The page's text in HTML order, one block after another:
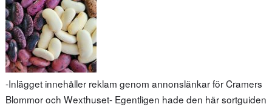
-Inlägget innehåller reklam genom annonslänkar för Cramers
Blommor och Wexthuset- Egentligen hade den här sortguiden